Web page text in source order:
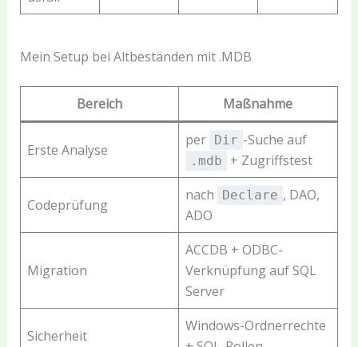
Mein Setup bei Altbeständen mit .MDB
Bereich Maßnahme
Erste Analyse
per Dir -Suche auf
.mdb + Zugriffstest
Codeprüfung
nach Declare , DAO,
ADO
Migration
ACCDB + ODBC-
Verknüpfung auf SQL
Server
Sicherheit
Windows-Ordnerrechte